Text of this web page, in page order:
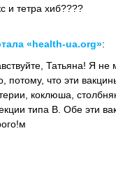
и тетра хиб????
«health-ua.org»:
Татьяна! Я
потому, что эти
коклюша,
типа В. Обе эти